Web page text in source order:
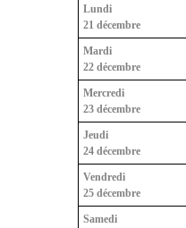
Lundi
21 décembre
Mardi
22 décembre
Mercredi
23 décembre
Jeudi
24 décembre
Vendredi
25 décembre
Samedi